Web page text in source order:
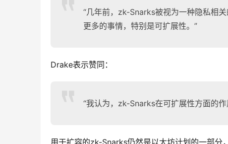
“几年前，zk-Snarks被视为一种隐私相
更多的事情，特别是可扩展性。”
Drake表示赞同：
“我认为，zk-Snarks在可扩展性方面的